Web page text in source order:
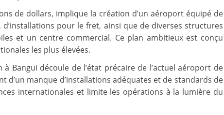
de dollars, implique la création d’un aéroport équipé de
d’installations pour le fret, ainsi que de diverses structures
et un centre commercial. Ce plan ambitieux est conçu
les plus élevées.
à Bangui découle de l’état précaire de l’actuel aéroport de
d’un manque d’installations adéquates et de standards de
internationales et limite les opérations à la lumière du